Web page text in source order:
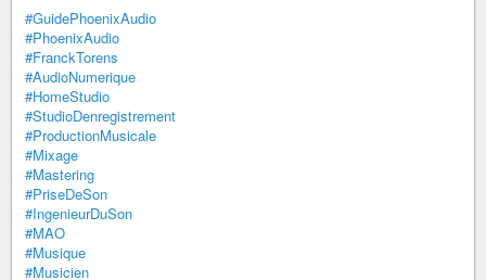
#GuidePhoenixAudio
#PhoenixAudio
#FranckTorens
#AudioNumerique
#HomeStudio
#StudioDenregistrement
#ProductionMusicale
#Mixage
#Mastering
#PriseDeSon
#IngenieurDuSon
#MAO
#Musique
#Musicien